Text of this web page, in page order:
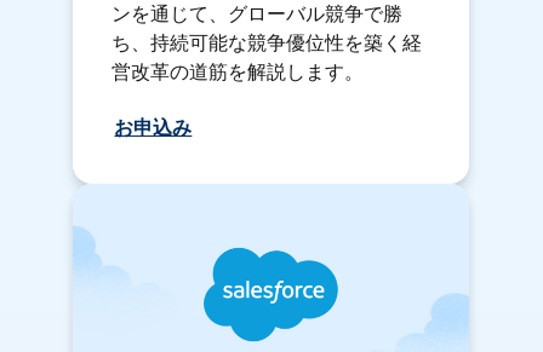
ンを通じて、グローバル競争で勝
ち、持続可能な競争優位性を築く経
営改革の道筋を解説します。
お申込み